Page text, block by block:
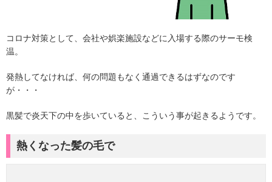
コロナ対策として、会社や娯楽施設などに入場する際のサーモ検
温。
発熱してなければ、何の問題もなく通過できるはずなのです
が・・・
黒髪で炎天下の中を歩いていると、こういう事が起きるようです。
熱くなった髪の毛で